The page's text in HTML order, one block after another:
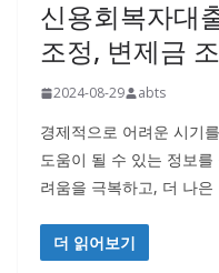
신용회복자대
조정, 변제금
2024-08-29 abts
경제적으로 어려운 시기
도움이 될 수 있는 정보
려움을 극복하고, 더 나은
더 읽어보기